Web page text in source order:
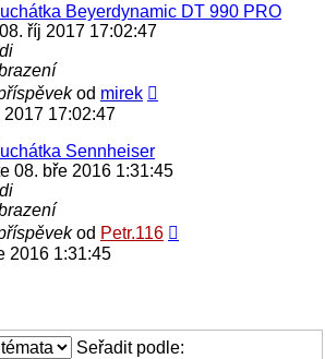
Beyerdynamic DT 990 PRO
říj 2017 17:02:47
od mirek
2017 17:02:47
Sennheiser
08. bře 2016 1:31:45
od Petr.116
2016 1:31:45
Seřadit podle: